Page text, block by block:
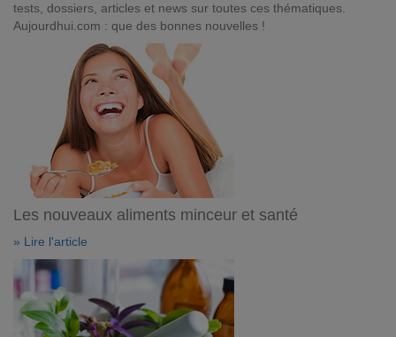
tests, dossiers, articles et news sur toutes ces thématiques.
Aujourdhui.com : que des bonnes nouvelles !
Les nouveaux aliments minceur et santé
» Lire l'article